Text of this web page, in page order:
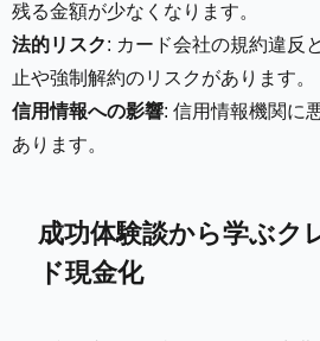
残る金額が少なくなります。
法的リスク: カード会社の規約違反
止や強制解約のリスクがあります。
信用情報への影響: 信用情報機関に
あります。
成功体験談から学ぶク
ド現金化